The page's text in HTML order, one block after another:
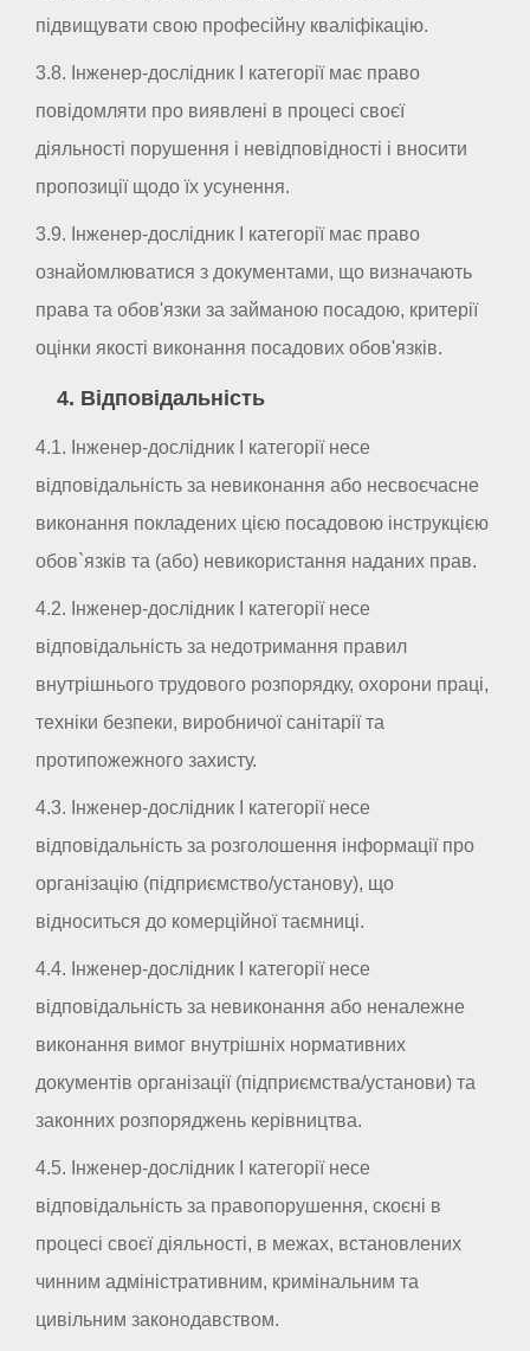
підвищувати свою професійну кваліфікацію.
3.8. Інженер-дослідник I категорії має право
повідомляти про виявлені в процесі своєї
діяльності порушення і невідповідності і вносити
пропозиції щодо їх усунення.
3.9. Інженер-дослідник I категорії має право
ознайомлюватися з документами, що визначають
права та обов'язки за займаною посадою, критерії
оцінки якості виконання посадових обов'язків.
4. Відповідальність
4.1. Інженер-дослідник I категорії несе
відповідальність за невиконання або несвоєчасне
виконання покладених цією посадовою інструкцією
обов`язків та (або) невикористання наданих прав.
4.2. Інженер-дослідник I категорії несе
відповідальність за недотримання правил
внутрішнього трудового розпорядку, охорони праці,
техніки безпеки, виробничої санітарії та
протипожежного захисту.
4.3. Інженер-дослідник I категорії несе
відповідальність за розголошення інформації про
організацію (підприємство/установу), що
відноситься до комерційної таємниці.
4.4. Інженер-дослідник I категорії несе
відповідальність за невиконання або неналежне
виконання вимог внутрішніх нормативних
документів організації (підприємства/установи) та
законних розпоряджень керівництва.
4.5. Інженер-дослідник I категорії несе
відповідальність за правопорушення, скоєні в
процесі своєї діяльності, в межах, встановлених
чинним адміністративним, кримінальним та
цивільним законодавством.